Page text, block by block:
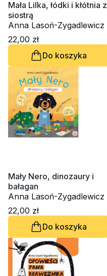
Mała Lilka, łódki i kłótnia z
siostrą
Anna Lasoń-Zygadlewicz
22,00 zł
Do koszyka
Mały Nero, dinozaury i
bałagan
Anna Lasoń-Zygadlewicz
22,00 zł
Do koszyka